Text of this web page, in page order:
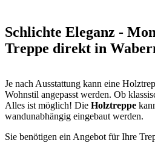
Schlichte Eleganz -
Treppe direkt in
Je nach Ausstattung kann eine
Wohnstil angepasst werden. Ob
Alles ist möglich! Die Holztreppe
wandunabhängig eingebaut werden.
Sie benötigen ein Angebot für Ihre